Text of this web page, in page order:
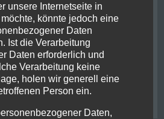
centre of nz chernobyl chiemgau
ferry franzjosef friends ghosbusters
irish jetboat jurassic park
metlife milford sounds
pancake rocks
punakaiki queenstownrafting
island thunderjet ukraine
unsere Internetseite in
könnte jedoch eine
Daten
Ist die Verarbeitung
Daten erforderlich und
Verarbeitung keine
holen wir generell eine
Person ein.
Daten,